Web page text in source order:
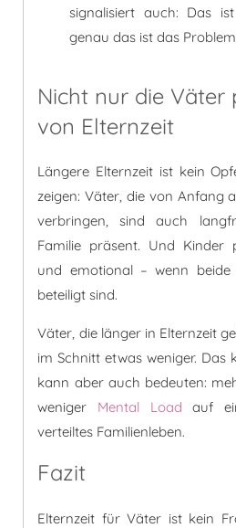
signalisiert auch: Das
genau das ist das
Nicht nur die Väter
von Elternzeit
Längere Elternzeit ist kein
zeigen: Väter, die von Anfang
verbringen, sind auch
Familie präsent. Und Kinder
und emotional – wenn
beteiligt sind.
Väter, die länger in Elternzeit
im Schnitt etwas weniger. Das
kann aber auch bedeuten:
weniger Mental Load auf
verteiltes Familienleben.
Fazit
Elternzeit für Väter ist kein